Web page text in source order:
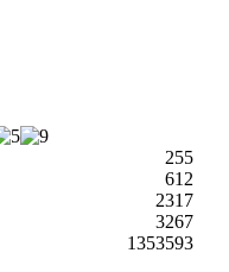
255
612
2317
3267
1353593